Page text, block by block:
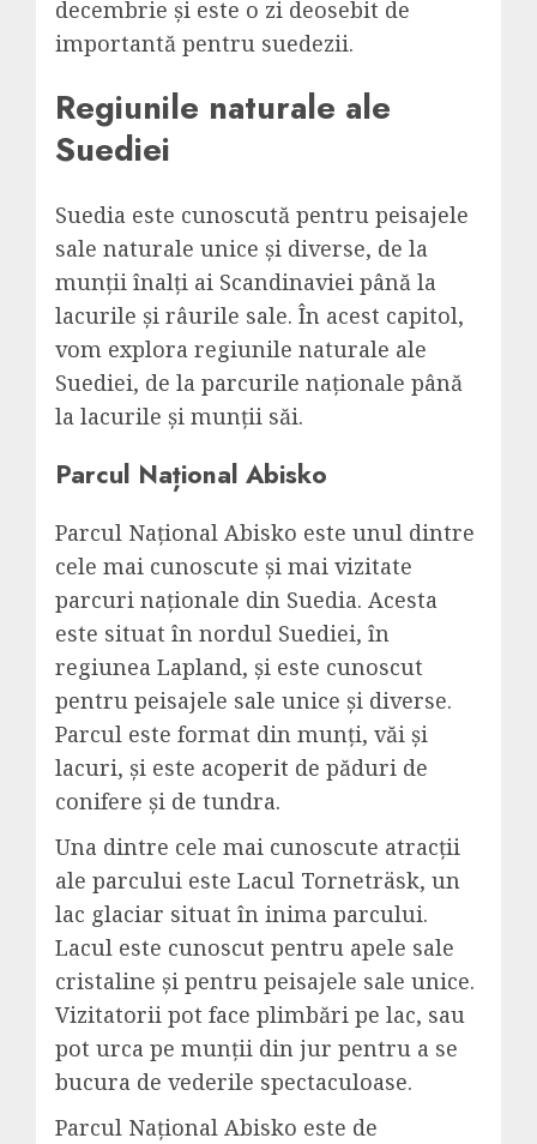
decembrie și este o zi deosebit de
importantă pentru suedezii.
Regiunile naturale ale
Suediei
Suedia este cunoscută pentru peisajele
sale naturale unice și diverse, de la
munții înalți ai Scandinaviei până la
lacurile și râurile sale. În acest capitol,
vom explora regiunile naturale ale
Suediei, de la parcurile naționale până
la lacurile și munții săi.
Parcul Național Abisko
Parcul Național Abisko este unul dintre
cele mai cunoscute și mai vizitate
parcuri naționale din Suedia. Acesta
este situat în nordul Suediei, în
regiunea Lapland, și este cunoscut
pentru peisajele sale unice și diverse.
Parcul este format din munți, văi și
lacuri, și este acoperit de păduri de
conifere și de tundra.
Una dintre cele mai cunoscute atracții
ale parcului este Lacul Torneträsk, un
lac glaciar situat în inima parcului.
Lacul este cunoscut pentru apele sale
cristaline și pentru peisajele sale unice.
Vizitatorii pot face plimbări pe lac, sau
pot urca pe munții din jur pentru a se
bucura de vederile spectaculoase.
Parcul Național Abisko este de